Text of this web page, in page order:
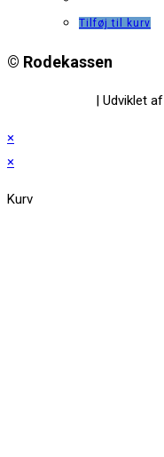
Tilføj til kurv
© Rodekassen
| Udviklet af
×
×
Kurv